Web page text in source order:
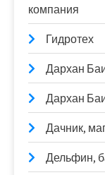
компания
Гидротех
Дархан
Дархан
Дачник,
Дельфин,